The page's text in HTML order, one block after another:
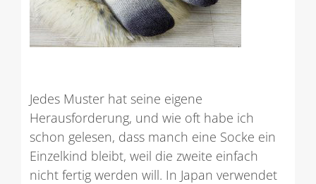
Jedes Muster hat seine eigene
Herausforderung, und wie oft habe ich
schon gelesen, dass manch eine Socke ein
Einzelkind bleibt, weil die zweite einfach
nicht fertig werden will. In Japan verwendet